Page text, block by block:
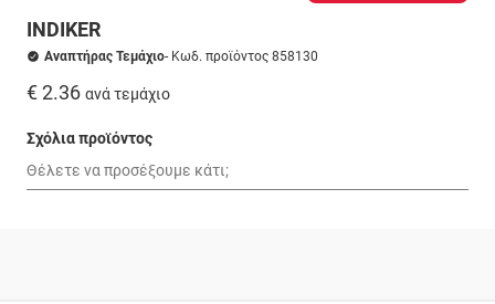
INDIKER
Αναπτήρας Τεμάχιο- Κωδ. προϊόντος 858130
€ 2.36 ανά τεμάχιο
Σχόλια προϊόντος